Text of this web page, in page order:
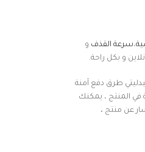
،سرعة القذف و
و بكل راحة.
طرق دفع آمنة
المنتج ، يمكنك
عن منتج .